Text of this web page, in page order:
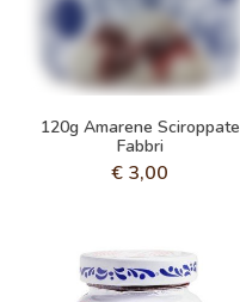
120g Amarene Sciroppate
Fabbri
€ 3,00